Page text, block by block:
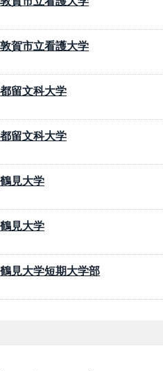
敦賀市立看護大学
都留文科大学
都留文科大学
鶴見大学
鶴見大学
鶴見大学短期大学部